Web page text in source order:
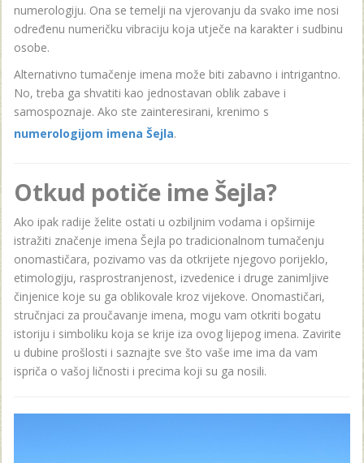
numerologiju. Ona se temelji na vjerovanju da svako ime nosi
određenu numeričku vibraciju koja utječe na karakter i sudbinu
osobe.
Alternativno tumačenje imena može biti zabavno i intrigantno.
No, treba ga shvatiti kao jednostavan oblik zabave i
samospoznaje. Ako ste zainteresirani, krenimo s
numerologijom imena Šejla.
Otkud potiče ime Šejla?
Ako ipak radije želite ostati u ozbiljnim vodama i opširnije
istražiti značenje imena Šejla po tradicionalnom tumačenju
onomastičara, pozivamo vas da otkrijete njegovo porijeklo,
etimologiju, rasprostranjenost, izvedenice i druge zanimljive
činjenice koje su ga oblikovale kroz vijekove. Onomastičari,
stručnjaci za proučavanje imena, mogu vam otkriti bogatu
istoriju i simboliku koja se krije iza ovog lijepog imena. Zavirite
u dubine prošlosti i saznajte sve što vaše ime ima da vam
ispriča o vašoj ličnosti i precima koji su ga nosili.